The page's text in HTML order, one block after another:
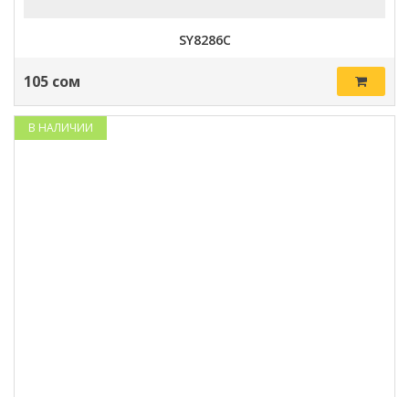
SY8286C
105 сом
В НАЛИЧИИ